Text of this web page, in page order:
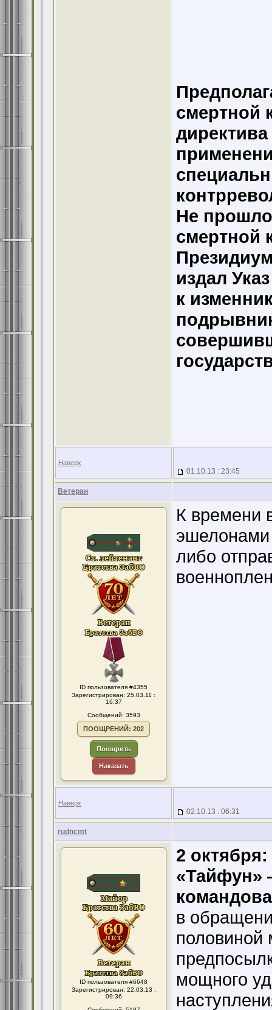
смертной
Не
смертной
издал
к
Наверх
01.10.13 : 23:45
Ветеран
ID пользователя #4355
Зарегистрирован: 25.03.11 :
16:37
Сообщений: 3593
ПООЩРЕНИЙ: 202
Поощрить
Наказать
К времени
либо
Наверх
02.10.13 : 06:31
rudncmt
ID пользователя #6648
Зарегистрирован: 22.03.13 :
09:36
2 октября:
«Тайфун»
в
половиной
мощного